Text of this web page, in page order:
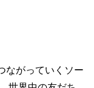
ながっていくソー